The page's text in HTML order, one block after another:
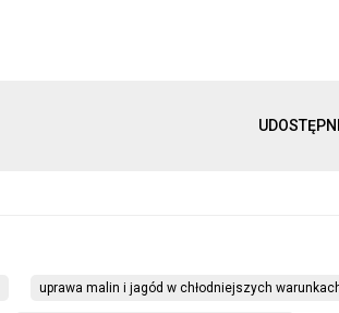
uprawa malin i jagód w chłodniejszych